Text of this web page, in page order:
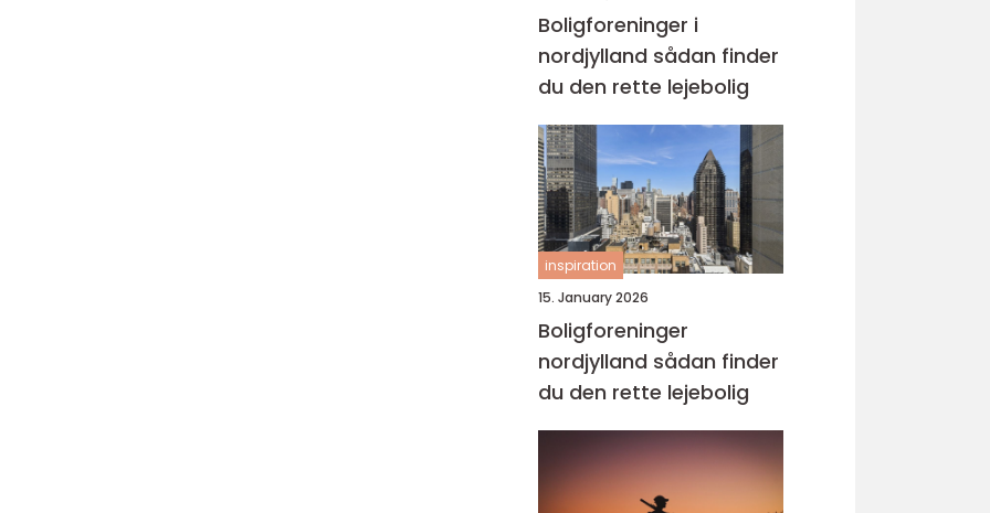
Boligforeninger i
nordjylland sådan finder
du den rette lejebolig
inspiration
15. January 2026
Boligforeninger
nordjylland sådan finder
du den rette lejebolig